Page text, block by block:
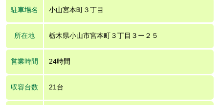
駐車場名 小山宮本町３丁目
所在地 栃木県小山市宮本町３丁目３ー２５
営業時間 24時間
収容台数 21台